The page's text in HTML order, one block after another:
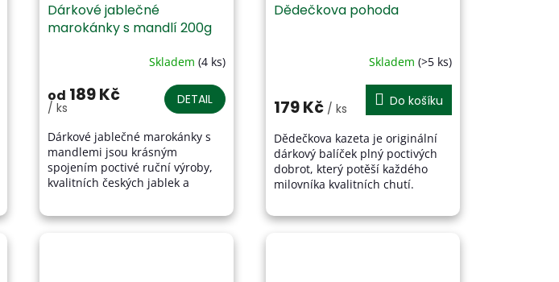
Dárkové jablečné
marokánky s mandlí 200g
produktu
je
z
5
hvězdiček.
Skladem (4 ks)
od 189 Kč
/ ks
DETAIL
Dárkové jablečné marokánky s
mandlemi jsou krásným
spojením poctivé ruční výroby,
kvalitních českých jablek a
v srdci Vysočiny z pečlivě...
Dědečkova pohoda
Skladem (>5 ks)
179 Kč / ks Do košíku
Dědečkova kazeta je originální
dárkový balíček plný poctivých
dobrot, který potěší každého
milovníka kvalitních chutí.
z českého ovoce, voňavou...